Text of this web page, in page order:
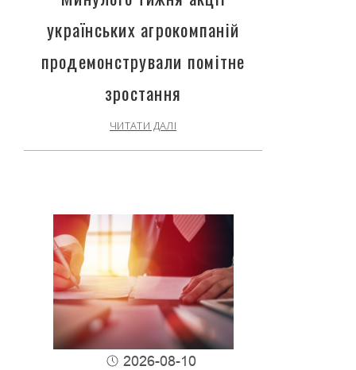
українських агрокомпаній
продемонстрували помітне
зростання
ЧИТАТИ ДАЛІ
2026-08-10